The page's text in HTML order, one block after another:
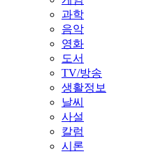
과학
음악
영화
도서
TV/방송
생활정보
날씨
사설
칼럼
시론